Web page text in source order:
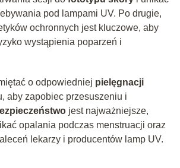
pod lampami UV. Po drugie,
ochronnych jest kluczowe, aby
wystąpienia poparzeń i
o odpowiedniej pielęgnacji
aby zapobiec przesuszeniu i
jest najważniejsze,
opalania podczas menstruacji oraz
lekarzy i producentów lamp UV.